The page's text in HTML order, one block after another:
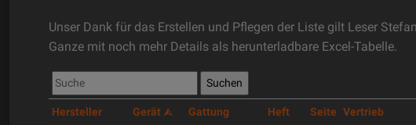
Unser Dank für das Erstellen und Pflegen der Liste gilt Leser
Ganze mit noch mehr Details als herunterladbare Excel-Tabelle.
Hersteller Gerät Gattung Heft Seite Vertrieb